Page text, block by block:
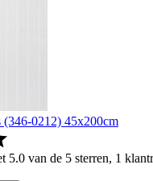
(346-0212) 45x200cm
5.0 van de 5 sterren, 1